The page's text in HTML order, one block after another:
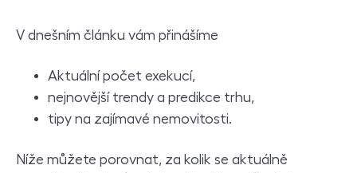
V dnešním článku vám přinášíme
Aktuální počet exekucí,
nejnovější trendy a predikce trhu,
tipy na zajímavé nemovitosti.
Níže můžete porovnat, za kolik se aktuálně